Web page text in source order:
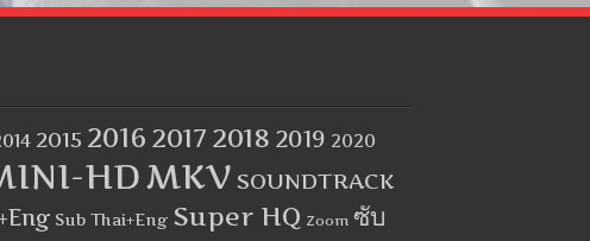
2015 2016 2017 2018 2019 2020
HDMKV SOUNDTRACK
Sub Thai+Eng Super HQ Zoom ซับ